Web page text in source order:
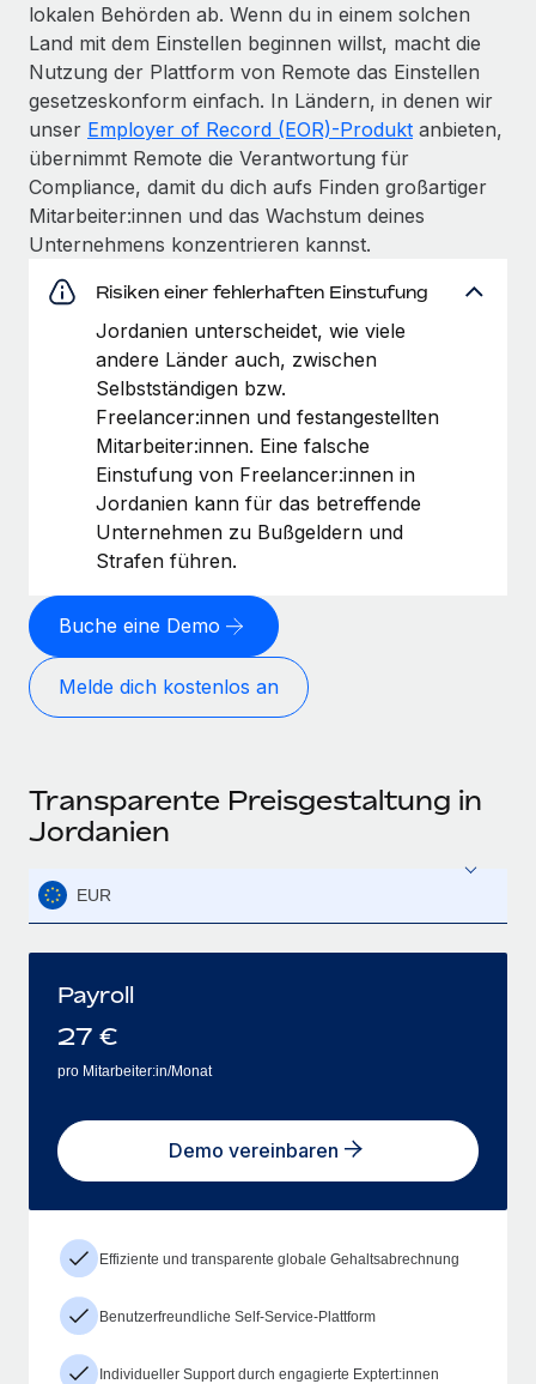
lokalen Behörden ab. Wenn du in einem solchen
Land mit dem Einstellen beginnen willst, macht die
Nutzung der Plattform von Remote das Einstellen
gesetzeskonform einfach. In Ländern, in denen wir
unser Employer of Record (EOR)-Produkt anbieten,
übernimmt Remote die Verantwortung für
Compliance, damit du dich aufs Finden großartiger
Mitarbeiter:innen und das Wachstum deines
Unternehmens konzentrieren kannst.
Risiken einer fehlerhaften Einstufung
Jordanien unterscheidet, wie viele
andere Länder auch, zwischen
Selbstständigen bzw.
Freelancer:innen und festangestellten
Mitarbeiter:innen. Eine falsche
Einstufung von Freelancer:innen in
Jordanien kann für das betreffende
Unternehmen zu Bußgeldern und
Strafen führen.
Buche eine Demo
Melde dich kostenlos an
Transparente Preisgestaltung in
Jordanien
EUR
Payroll
27 €
pro Mitarbeiter:in/Monat
Demo vereinbaren
Effiziente und transparente globale Gehaltsabrechnung
Benutzerfreundliche Self-Service-Plattform
Individueller Support durch engagierte Exptert:innen